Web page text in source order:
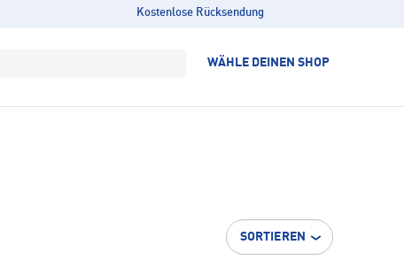
Kostenlose Rücksendung
WÄHLE DEINEN SHOP
SORTIEREN